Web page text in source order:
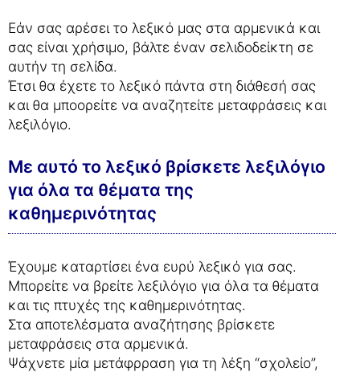
Εάν σας αρέσει το λεξικό μας στα αρμενικά και
σας είναι χρήσιμο, βάλτε έναν σελιδοδείκτη σε
αυτήν τη σελίδα.
Έτσι θα έχετε το λεξικό πάντα στη διάθεσή σας
και θα μποορείτε να αναζητείτε μεταφράσεις και
λεξιλόγιο.
Με αυτό το λεξικό βρίσκετε λεξιλόγιο
για όλα τα θέματα της
καθημερινότητας
Έχουμε καταρτίσει ένα ευρύ λεξικό για σας.
Μπορείτε να βρείτε λεξιλόγιο για όλα τα θέματα
και τις πτυχές της καθημερινότητας.
Στα αποτελέσματα αναζήτησης βρίσκετε
μεταφράσεις στα αρμενικά.
Ψάχνετε μία μετάφρραση για τη λέξη “σχολείο”,